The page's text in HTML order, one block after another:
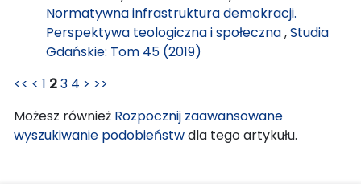
Normatywna infrastruktura demokracji.
Perspektywa teologiczna i społeczna,Studia
Gdańskie: Tom 45 (2019)
<< < 1 23 4 > >>
Możesz również Rozpocznij zaawansowane
wyszukiwanie podobieństwdla tego artykułu.